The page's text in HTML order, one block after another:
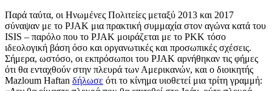
Παρά ταύτα, οι Ηνωμένες Πολιτείες μεταξύ 2013 και 2017
σύναψαν με το PJAK μια πρακτική συμμαχία στον αγώνα κατά του
ISIS – παρόλο που το PJAK μοιράζεται με το PKK τόσο
ιδεολογική βάση όσο και οργανωτικές και προσωπικές σχέσεις.
Σήμερα, ωστόσο, οι εκπρόσωποι του PJAK αρνήθηκαν τις φήμες
ότι θα ενταχθούν στην πλευρά των Αμερικανών, και ο διοικητής
Mazloum Haftan δήλωσε ότι το κίνημα υιοθετεί μια τρίτη γραμμή: